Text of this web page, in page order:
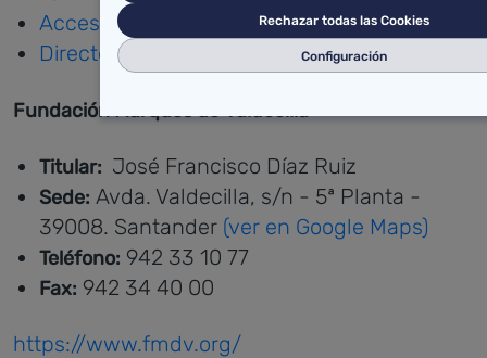
Acceso al Directorio Telefónico de Centros
Directorio Telefónico de Centros (pdf)
Fundación Marqués de Valdecilla
Titular: José Francisco Díaz Ruiz
Sede: Avda. Valdecilla, s/n - 5ª Planta -
39008. Santander (ver en Google Maps)
Teléfono: 942 33 10 77
Fax: 942 34 40 00
https://www.fmdv.org/
Rechazar todas las Cookies
Configuración